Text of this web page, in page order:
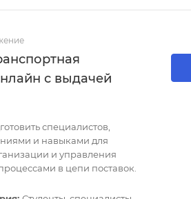
с выдачей
специалистов,
и навыками для
и управления
в цепи поставок.